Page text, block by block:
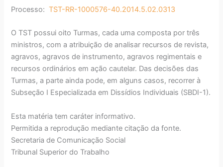
Processo:TST-RR-1000576-40.2014.5.02.0313
O TST possui oito Turmas, cada uma composta por três
ministros, com a atribuição de analisar recursos de revista,
agravos, agravos de instrumento, agravos regimentais e
recursos ordinários em ação cautelar. Das decisões das
Turmas, a parte ainda pode, em alguns casos, recorrer à
Subseção I Especializada em Dissídios Individuais (SBDI-1).
Esta matéria tem caráter informativo.
Permitida a reprodução mediante citação da fonte.
Secretaria de Comunicação Social
Tribunal Superior do Trabalho